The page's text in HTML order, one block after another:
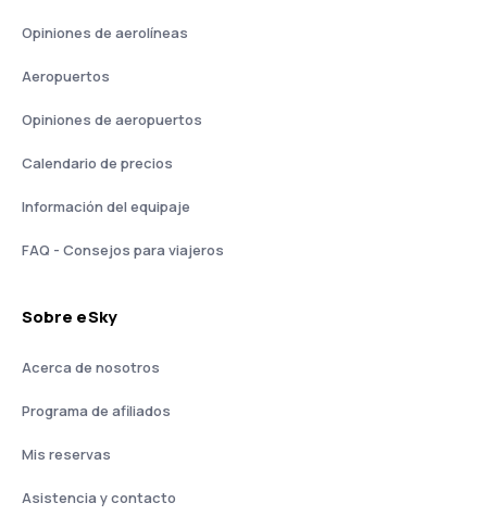
Opiniones de aerolíneas
Aeropuertos
Opiniones de aeropuertos
Calendario de precios
Información del equipaje
FAQ - Consejos para viajeros
Sobre eSky
Acerca de nosotros
Programa de afiliados
Mis reservas
Asistencia y contacto